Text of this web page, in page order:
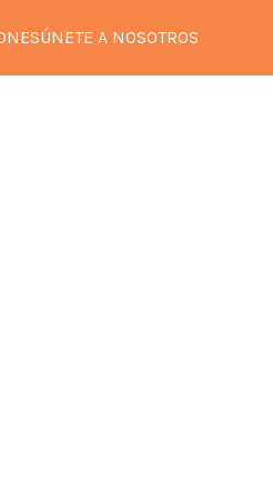
ÚNETE A NOSOTROS